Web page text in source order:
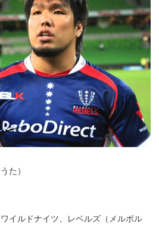
た）
イルドナイツ、レベルズ（メルボル